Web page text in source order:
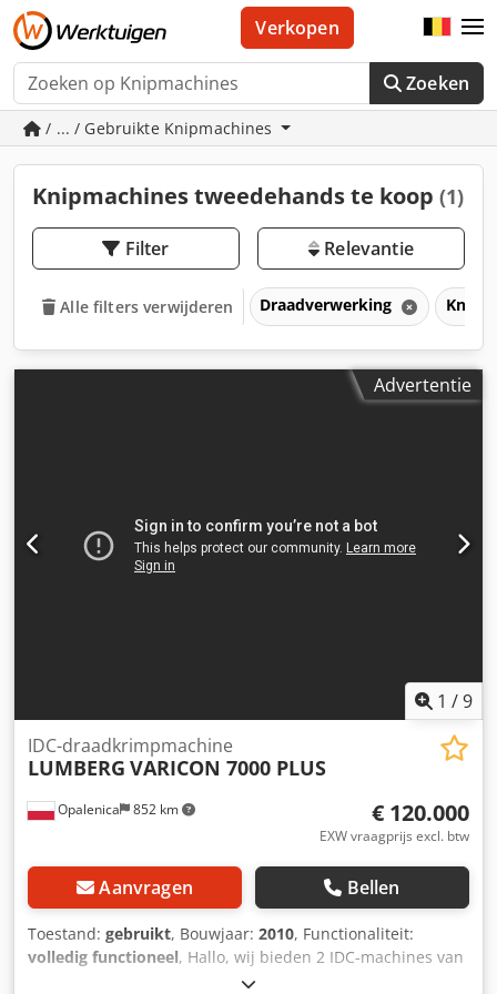
Zoeken
Verkopen
/ ... / Gebruikte Knipmachines
Knipmachines tweedehands te koop (1)
Filter Relevantie
Alle filters verwijderen Draadverwerking
Advertentie
1 /9
Opalenica 852 km
IDC-draadkrimpmachine
LUMBERG VARICON 7000 PLUS
€ 120.000
EXW vraagprijs excl. btw
Aanvragen Bellen
Toestand: gebruikt, Bouwjaar: 2010, Functionaliteit:
volledig functioneel, Hallo, wij bieden 2 IDC-machines van
het merk LUMBERG, model VARICON 7000, te koop aan.